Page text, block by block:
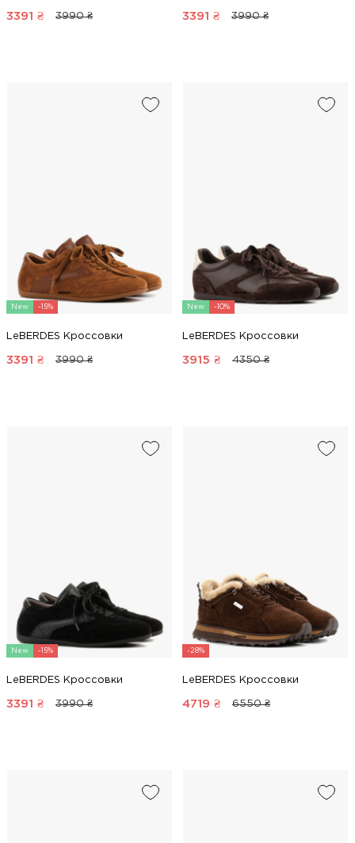
3391 ₴ 3990 ₴ 3391 ₴ 3990 ₴
New -15%
LeBERDES Кроссовки
3391 ₴ 3990 ₴
New -10%
LeBERDES Кроссовки
3915 ₴ 4350 ₴
New -15%
LeBERDES Кроссовки
3391 ₴ 3990 ₴
-28%
LeBERDES Кроссовки
4719 ₴ 6550 ₴